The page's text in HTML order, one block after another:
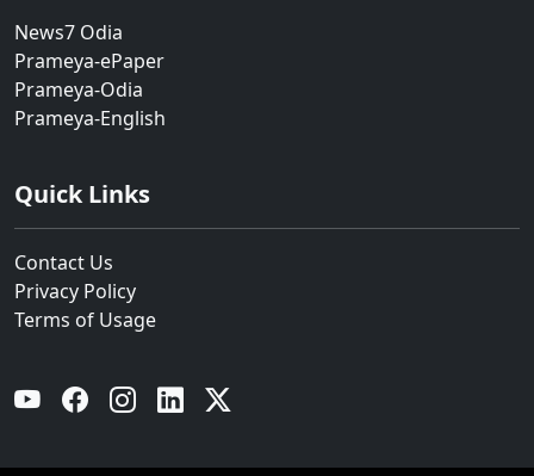
News7 Odia
Prameya-ePaper
Prameya-Odia
Prameya-English
Quick Links
Contact Us
Privacy Policy
Terms of Usage
YouTube Facebook Instagram Linkedin